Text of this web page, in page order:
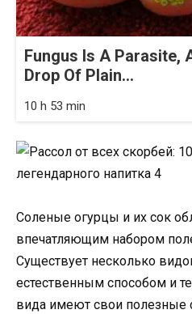
Fungus Is A Parasite,
Drop Of Plain...
10 h 53 min
Соленые огурцы и их сок
впечатляющим набором
Существует несколько
естественным способом и
вида имеют свои полезные